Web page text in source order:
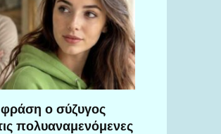
ο σύζυγος
πολυαναμενόμενες